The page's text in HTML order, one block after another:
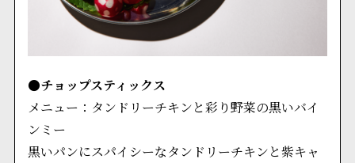
●チョップスティックス
メニュー：タンドリーチキンと彩り野菜の黒いバイ
ンミー
黒いパンにスパイシーなタンドリーチキンと紫キャ